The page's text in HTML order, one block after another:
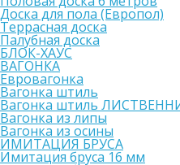
Доска для пола (Европол)
Террасная доска
Палубная доска
БЛОК-ХАУС
ВАГОНКА
Евровагонка
Вагонка штиль
Вагонка штиль
Вагонка из липы
Вагонка из осины
ИМИТАЦИЯ БРУСА
Имитация бруса 16 мм